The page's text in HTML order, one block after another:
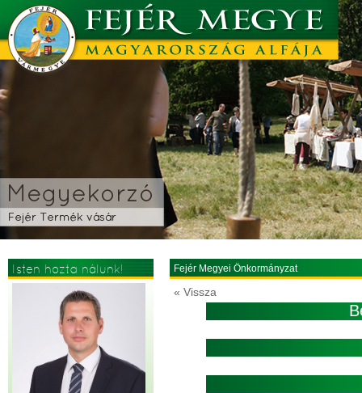
Isten hozta nálunk! Fejér Megyei Önkormányzat
« Vissza